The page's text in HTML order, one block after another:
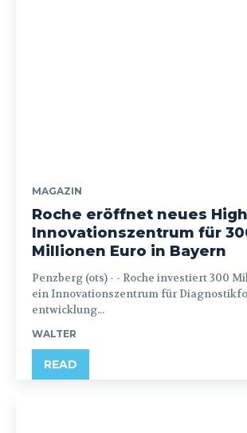
MAGAZIN
Roche eröffnet neues
Innovationszentrum für
Millionen Euro in Bayern
Penzberg (ots) - - Roche investiert 300 Millionen Euro in
ein Innovationszentrum für
entwicklung...
WALTER
READ